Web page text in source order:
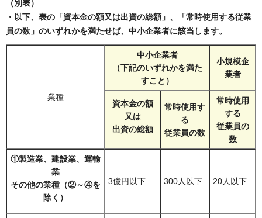
（別表）
・以下、表の「資本金の額又は出資の総額」、「常時使用する従業
員の数」のいずれかを満たせば、中小企業者に該当します。
業種
中小企業者
（下記のいずれかを満た
すこと）
小規模企
業者
資本金の額
又は
出資の総額
常時使用す
る
従業員の数
常時使用
する
従業員の
数
①製造業、建設業、運輸
業
その他の業種（②～④を
除く）
3億円以下 300人以下 20人以下